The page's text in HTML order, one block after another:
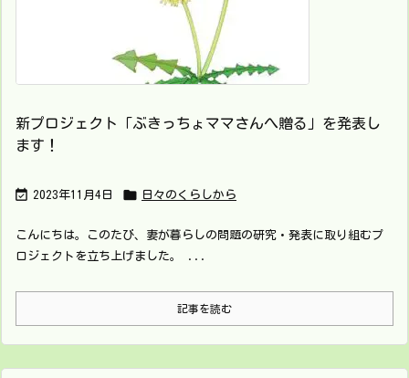
新プロジェクト「ぶきっちょママさんへ贈る」を発表し
ます！
 2023年11月4日  日々のくらしから
こんにちは。このたび、妻が暮らしの問題の研究・発表に取り組むプ
ロジェクトを立ち上げました。 ...
記事を読む